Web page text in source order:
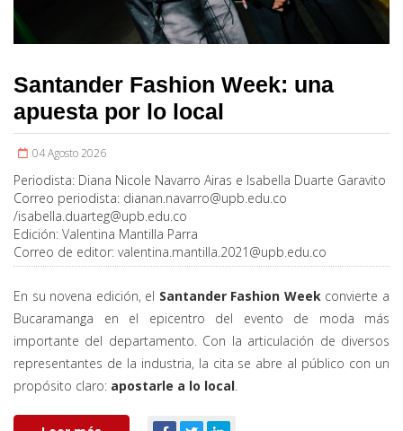
Santander Fashion Week: una
apuesta por lo local
04 Agosto 2026
Periodista: Diana Nicole Navarro Airas e Isabella Duarte Garavito
Correo periodista: dianan.navarro@upb.edu.co
/isabella.duarteg@upb.edu.co
Edición: Valentina Mantilla Parra
Correo de editor: valentina.mantilla.2021@upb.edu.co
En su novena edición, el Santander Fashion Weekconvierte a
Bucaramanga en el epicentro del evento de moda más
importante del departamento. Con la articulación de diversos
representantes de la industria, la cita se abre al público con un
propósito claro: apostarle a lo local.